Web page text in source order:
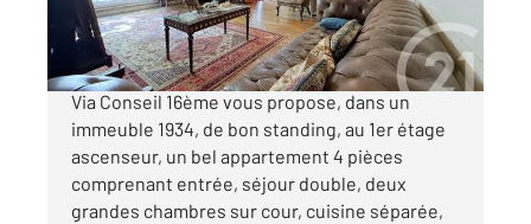
CHARDON LAGACHE. Votre agence Century 21
Via Conseil 16ème vous propose, dans un
immeuble 1934, de bon standing, au 1er étage
ascenseur, un bel appartement 4 pièces
comprenant entrée, séjour double, deux
grandes chambres sur cour, cuisine séparée,